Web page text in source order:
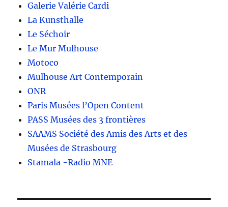
Galerie Valérie Cardi
La Kunsthalle
Le Séchoir
Le Mur Mulhouse
Motoco
Mulhouse Art Contemporain
ONR
Paris Musées l’Open Content
PASS Musées des 3 frontières
SAAMS Société des Amis des Arts et des
Musées de Strasbourg
Stamala -Radio MNE